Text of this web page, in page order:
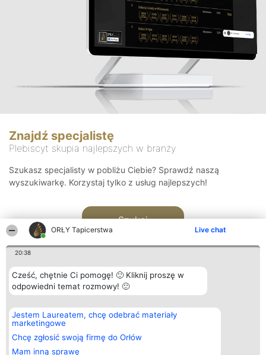
ORŁY Tapicerstwa Live chat
20:38
Cześć, chętnie Ci pomogę! 🙂 Kliknij proszę w
odpowiedni temat rozmowy! 🙂
Jestem Laureatem, chcę odebrać materiały
marketingowe
Chcę zgłosić swoją firmę do Orłów
Mam inną sprawę
Znajdź specjalistę
Plebiscyt skupia najlepszych w branży
Szukasz specjalisty w pobliżu Ciebie? Sprawdź naszą
wyszukiwarkę. Korzystaj tylko z usług najlepszych!
Szukaj
Organizator plebiscytu
Bright Side Solutions sp. z o.
o. sp. k.
ul. Ruska 22
Wrocław 50-079
KRS 0000749100 | Regon
Plebiscyt
Laureaci
wszystkich
Laureatów
Kontakt
Kontakt